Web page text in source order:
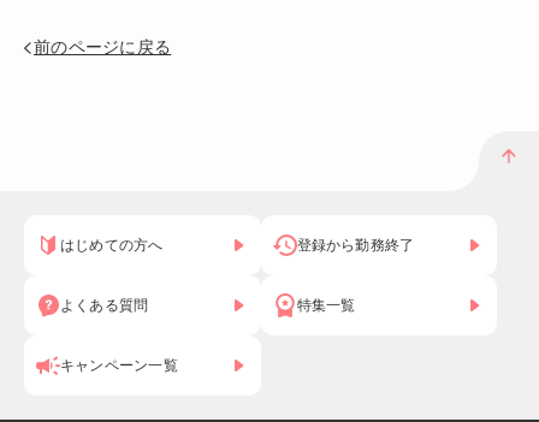
前のページに戻る
はじめての方へ 登録から勤務終了
よくある質問 特集一覧
キャンペーン一覧